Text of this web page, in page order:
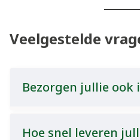
Veelgestelde
Bezorgen jullie ook
Hoe snel leveren